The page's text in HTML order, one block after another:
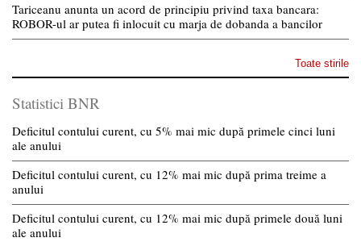
Tariceanu anunta un acord de principiu privind taxa bancara:
ROBOR-ul ar putea fi inlocuit cu marja de dobanda a bancilor
Toate stirile
Statistici BNR
Deficitul contului curent, cu 5% mai mic după primele cinci luni
ale anului
Deficitul contului curent, cu 12% mai mic după prima treime a
anului
Deficitul contului curent, cu 12% mai mic după primele două luni
ale anului